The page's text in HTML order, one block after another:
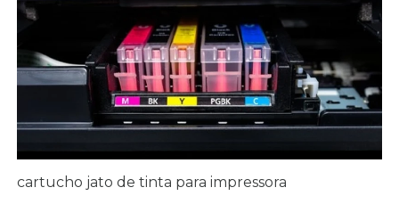
cartucho jato de tinta para impressora